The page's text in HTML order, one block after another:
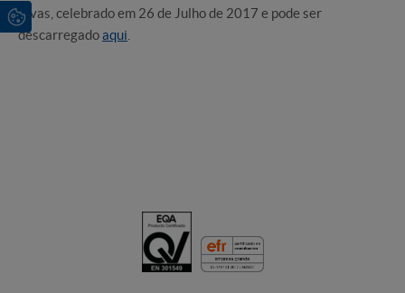
Elvas, celebrado em 26 de Julho de 2017 e pode ser
descarregadoaqui